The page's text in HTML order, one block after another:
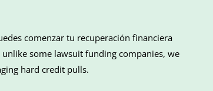
comenzar tu recuperación financiera
some lawsuit funding companies, we
hard credit pulls.